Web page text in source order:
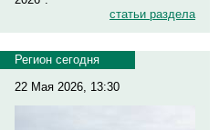
статьи раздела
Регион сегодня
22 Мая 2026, 13:30